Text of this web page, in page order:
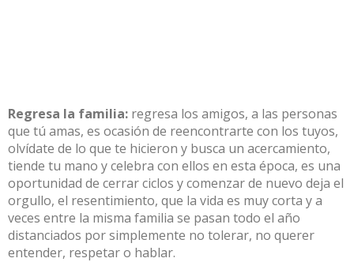
Regresa la familia: regresa los amigos, a las personas
que tú amas, es ocasión de reencontrarte con los tuyos,
olvídate de lo que te hicieron y busca un acercamiento,
tiende tu mano y celebra con ellos en esta época, es una
oportunidad de cerrar ciclos y comenzar de nuevo deja el
orgullo, el resentimiento, que la vida es muy corta y a
veces entre la misma familia se pasan todo el año
distanciados por simplemente no tolerar, no querer
entender, respetar o hablar.